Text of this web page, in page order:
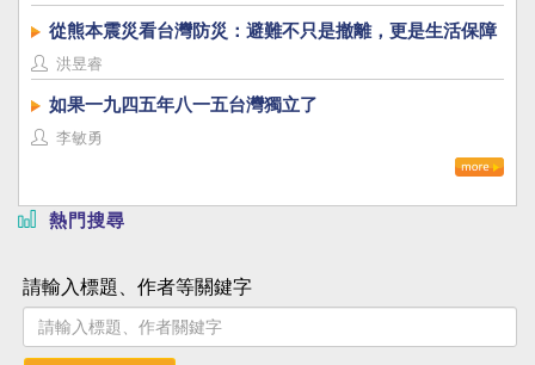
從熊本震災看台灣防災：避難不只是撤離，更是生活保障
洪昱睿
如果一九四五年八一五台灣獨立了
李敏勇
熱門搜尋
請輸入標題、作者等關鍵字